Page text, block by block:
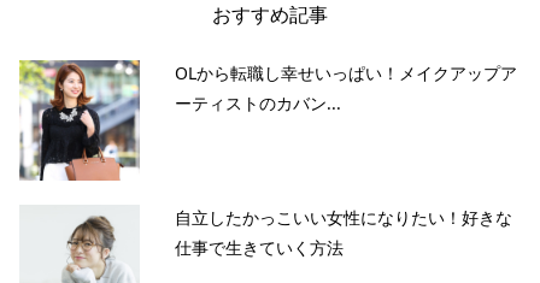
おすすめ記事
OLから転職し幸せいっぱい！メイクアップア
ーティストのカバン...
自立したかっこいい女性になりたい！好きな
仕事で生きていく方法